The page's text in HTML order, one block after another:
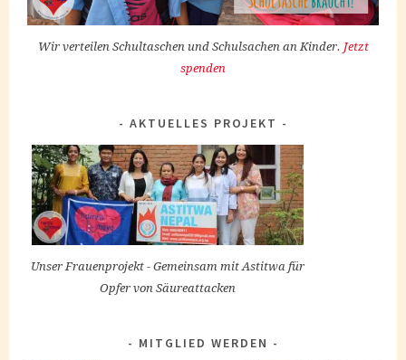
Wir verteilen Schultaschen und Schulsachen an Kinder. Jetzt
spenden
AKTUELLES PROJEKT
Unser Frauenprojekt - Gemeinsam mit Astitwa für
Opfer von Säureattacken
MITGLIED WERDEN